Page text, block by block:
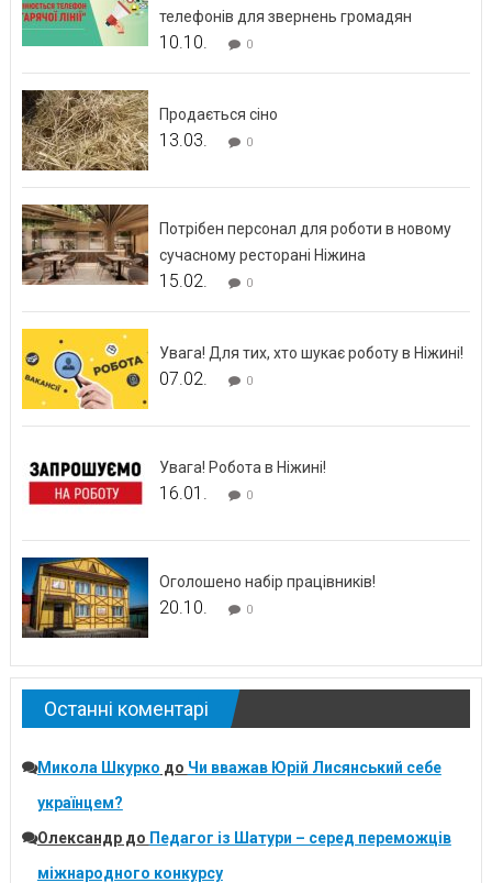
телефонів для звернень громадян
10.10. 0
Продається сіно
13.03. 0
Потрібен персонал для роботи в новому
сучасному ресторані Ніжина
15.02. 0
Увага! Для тих, хто шукає роботу в Ніжині!
07.02. 0
Увага! Робота в Ніжині!
16.01. 0
Оголошено набір працівників!
20.10. 0
Останні коментарі
Микола Шкурко до Чи вважав Юрій Лисянський себе
українцем?
Олександрдо Педагог із Шатури – серед переможців
міжнародного конкурсу